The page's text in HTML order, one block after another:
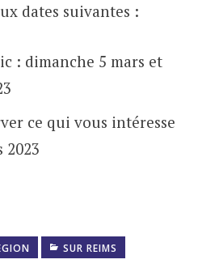
dates suivantes :
: dimanche 5 mars et
ce qui vous intéresse
2023
SUR REIMS